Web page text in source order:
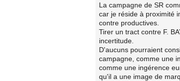
La campagne de SR
car je réside à proximité
contre productives.
Tirer un tract contre F.
incertitude.
D'aucuns pourraient
campagne, comme une
comme une ingérence
qu'il a une image de